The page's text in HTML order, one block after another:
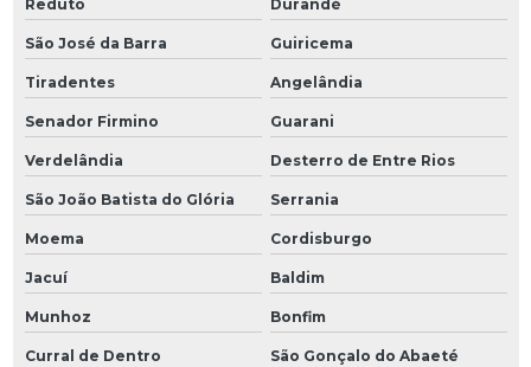
Reduto Durandé
São José da Barra Guiricema
Tiradentes Angelândia
Senador Firmino Guarani
Verdelândia Desterro de Entre Rios
São João Batista do Glória Serrania
Moema Cordisburgo
Jacuí Baldim
Munhoz Bonfim
Curral de Dentro São Gonçalo do Abaeté